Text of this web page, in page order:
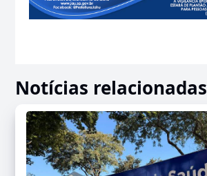
Notícias relacionadas